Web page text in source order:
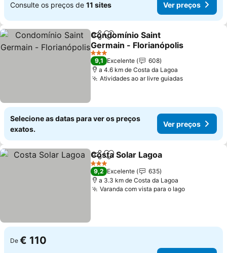
Consulte os preços de 11 sites Ver preços
PartilharAdicionar aos favoritos
Condomínio Saint
Germain - Florianópolis
3 Estrelas
9,1 Excelente
608
a 4.6 km de Costa da Lagoa
Atividades ao ar livre guiadas
Selecione as datas para ver os preços
exatos.
Ver preços
PartilharAdicionar aos favoritos
Costa Solar Lagoa
3 Estrelas
9,2 Excelente
635
a 3.3 km de Costa da Lagoa
Varanda com vista para o lago
De € 110